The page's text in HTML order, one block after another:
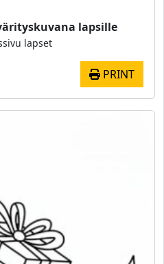
lapsille
lapset
PRINT